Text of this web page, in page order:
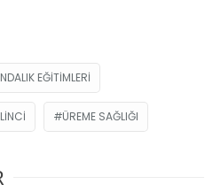
EĞITIMLERI
ÜREME SAĞLIĞI